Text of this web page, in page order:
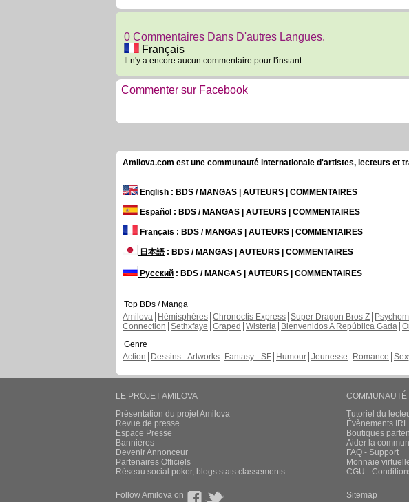
0 Commentaires Dans D'autres Langues.
Français
Il n'y a encore aucun commentaire pour l'instant.
Commenter sur Facebook
Amilova.com est une communauté internationale d'artistes, lecteurs et
English : BDS / MANGAS | AUTEURS | COMMENTAIRES
Español : BDS / MANGAS | AUTEURS | COMMENTAIRES
Français : BDS / MANGAS | AUTEURS | COMMENTAIRES
日本語: BDS / MANGAS | AUTEURS | COMMENTAIRES
Русский : BDS / MANGAS | AUTEURS | COMMENTAIRES
Top BDs / Manga
Amilova
Hémisphères Chronoctis Express Super Dragon Bros Z
Connection Sethxfaye Graped Wisteria Bienvenidos A República Gada
Genre
Action
Dessins - Artworks Fantasy - SF Humour Jeunesse Romance
LE PROJET AMILOVA
Présentation du projet Amilova
Revue de presse
Espace Presse
Bannières
Devenir Annonceur
Partenaires Officiels
Réseau social poker, blogs stats classements
COMMUNAUTÉ
Tutoriel du
Évènements IRL
Boutiques
Aider la
FAQ - Support
Monnaie
CGU -
Follow Amilova on Sitemap